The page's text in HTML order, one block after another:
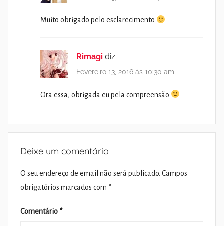
Muito obrigado pelo esclarecimento
Rimagi diz:
Fevereiro 13, 2016 às 10:30 am
Ora essa, obrigada eu pela compreensão
Deixe um comentário
O seu endereço de email não será publicado. Campos
obrigatórios marcados com *
Comentário *